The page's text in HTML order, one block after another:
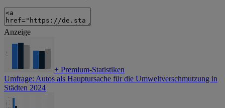
Anzeige
+ Premium-Statistiken
Umfrage: Autos als Hauptursache für die Umweltverschmutzung in
Städten 2024